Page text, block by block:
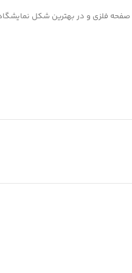
فلزی و در بهترین شکل